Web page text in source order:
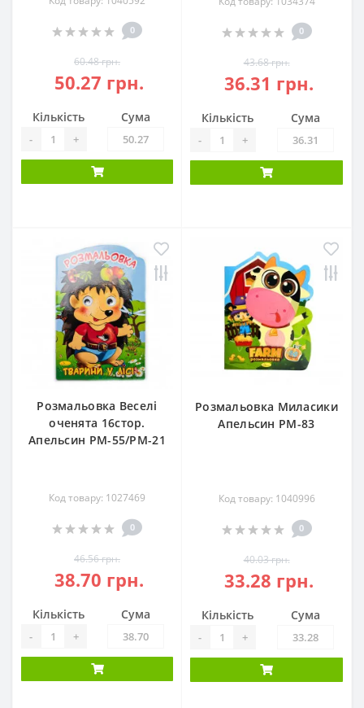
0
60.48 грн.
50.27 грн.
Кількість
- +
Сума
0
43.68 грн.
36.31 грн.
Кількість
- +
Сума
Розмальовка Веселі
оченята 16стор.
Апельсин РМ-55/РМ-21
Код товару: 1027469
0
46.56 грн.
38.70 грн.
Кількість
- +
Сума
Розмальовка Миласики
Апельсин РМ-83
Код товару: 1040996
0
40.03 грн.
33.28 грн.
Кількість
- +
Сума